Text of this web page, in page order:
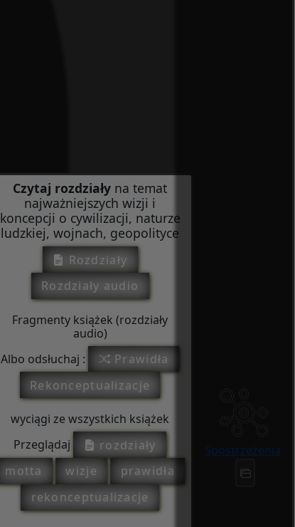
Czytaj rozdziały na temat
najważniejszych wizji i
koncepcji o cywilizacji, naturze
ludzkiej, wojnach, geopolityce
Rozdziały
Rozdziały audio
Fragmenty książek (rozdziały
audio)
Albo odsłuchaj :
Prawidła
Rekonceptualizacje
wyciągi ze wszystkich książek
Przeglądaj
rozdziały
motta
wizje
prawidła
rekonceptualizacje
Spostrzeżenia